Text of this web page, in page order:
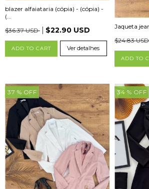
blazer alfaiataria (cópia) - (cópia) -
(...
$36.37 USD
$22.90 USD
ADD TO CART Ver detalhes
Jaqueta
$24.83
ADD TO
37 % OFF 34 % OFF